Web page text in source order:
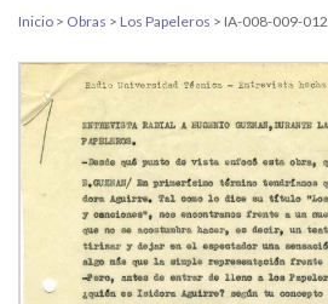
Inicio > Obras > Los Papeleros > IA-008-009-012